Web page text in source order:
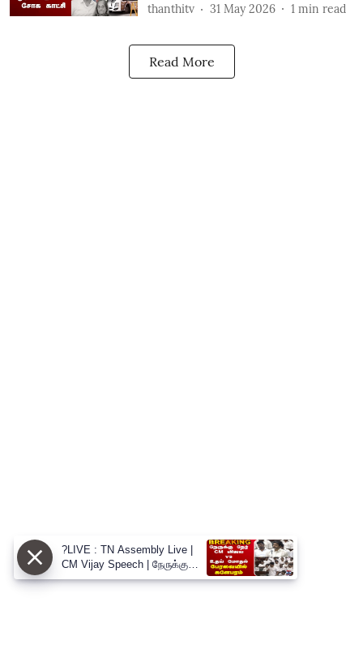
thanthitv 31 May 2026 1 min read
Read More
?LIVE : TN Assembly Live |
CM Vijay Speech | நேருக்கு
நேர் CM விஜய் vs உதய் மோதல்